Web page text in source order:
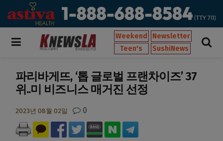
Weekend
Newsletter
Teen's
SushiNews
파리바게뜨, ‘톱 글로벌 프랜차이즈’ 37
위..미 비즈니스 매거진 선정
2023년 08월 02일 0